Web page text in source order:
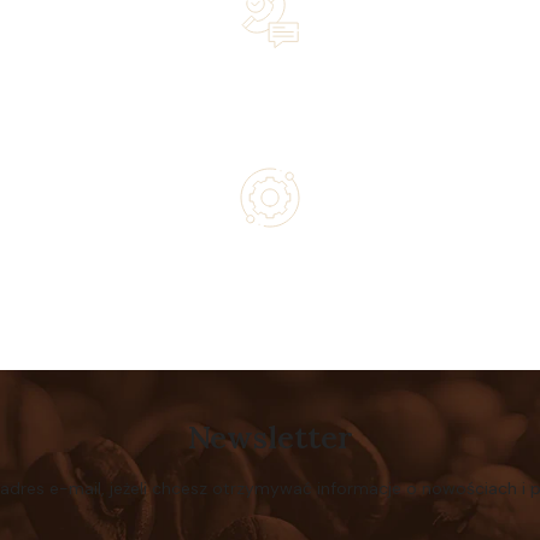
Newsletter
e-mail, jeżeli chcesz otrzymywać informacje o nowościach i